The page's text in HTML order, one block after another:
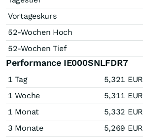
Vortageskurs
52-Wochen Hoch
52-Wochen Tief
Performance IE000SNLFDR7
1 Tag 5,321 EUR
1 Woche
5,311 EUR
1 Monat
5,332 EUR
3 Monate
5,269 EUR